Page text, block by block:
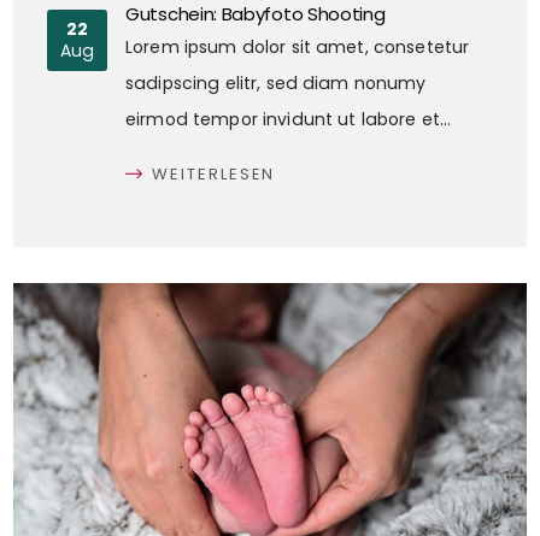
22
Aug
Gutschein: Babyfoto Shooting
Lorem ipsum dolor sit amet, consetetur
sadipscing elitr, sed diam nonumy
eirmod tempor invidunt ut labore et
Lorem ipsum dolor sit amet.
WEITERLESEN
Meine neue Webseite ist online